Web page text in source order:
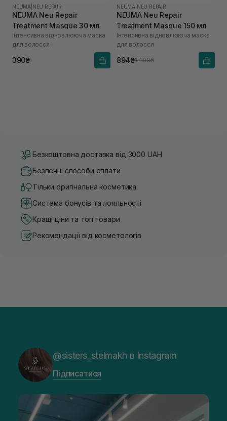
NEUMA NEU REPAIR
NEUMA Neu Repair
Treatment Masque 30 мл
Інтенсивна відновлююча маска
для волосся
390₴
NEUMA NEU REPAIR
NEUMA Neu Repair
Treatment Masque 150 мл
Інтенсивна відновлююча маска
для волосся
894₴1 490₴
Безкоштовна доставка від 3000 UAH
Безпечні способи оплати
Тільки оригінальна косметика
Система бонусів та лояльності
Кращі ціни та топ товари
Рекомендації від косметологів
@sisters_stelmakh в Instagram
Підписатися